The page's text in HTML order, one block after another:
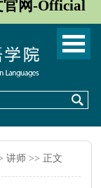
网-Official
讲师 >> 正文